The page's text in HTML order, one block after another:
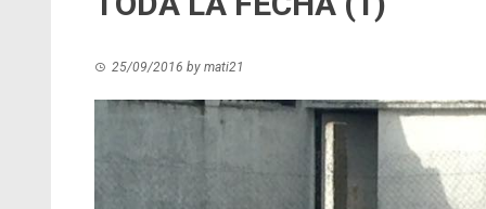
25/09/2016 by mati21